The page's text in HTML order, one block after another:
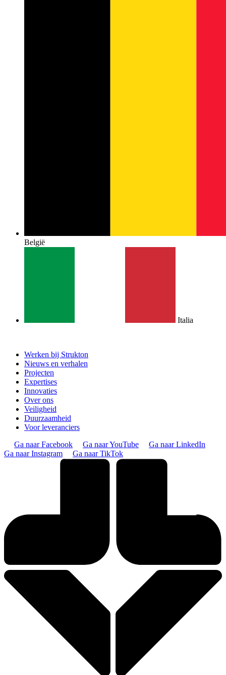
België
Italia
Werken bij Strukton
Nieuws en verhalen
Projecten
Expertises
Innovaties
Over ons
Veiligheid
Duurzaamheid
Voor leveranciers
Ga naar Facebook
Ga naar YouTube
Ga naar LinkedIn
Ga naar Instagram
Ga naar TikTok